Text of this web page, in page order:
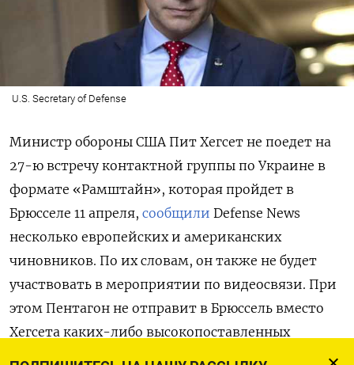
U.S. Secretary of Defense
Министр обороны США Пит Хегсет не поедет на
27-ю встречу контактной группы по Украине в
формате «Рамштайн», которая пройдет в
Брюсселе 11 апреля, сообщили Defense News
несколько европейских и американских
чиновников. По их словам, он также не будет
участвовать в мероприятии по видеосвязи. При
этом Пентагон не отправит в Брюссель вместо
Хегсета каких-либо высокопоставленных
представителей, которые обычно сопровождают